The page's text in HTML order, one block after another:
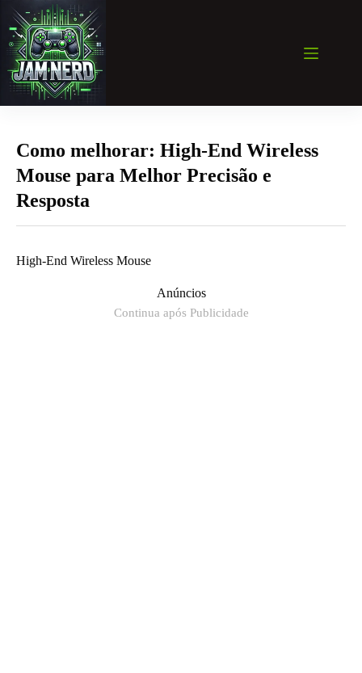
para
conteúdo
Como melhorar: High-End Wireless
Mouse para Melhor Precisão e
Resposta
High-End Wireless Mouse
Anúncios
Continua após Publicidade